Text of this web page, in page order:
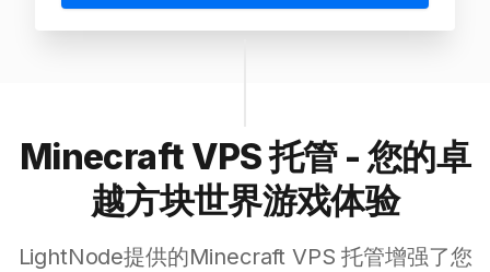
Minecraft VPS 托管 - 您的卓
越方块世界游戏体验
LightNode提供的Minecraft VPS 托管增强了您